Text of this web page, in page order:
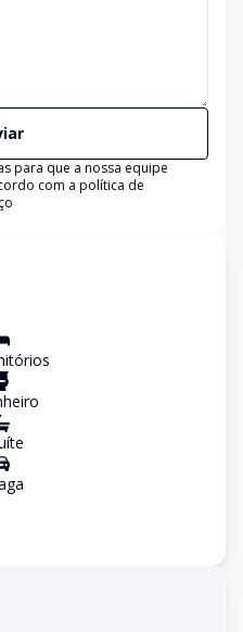
para que a nossa equipe
com a política de
s